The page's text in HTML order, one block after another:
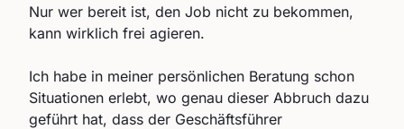
Nur wer bereit ist, den Job nicht zu bekommen,
kann wirklich frei agieren.
Ich habe in meiner persönlichen Beratung schon
Situationen erlebt, wo genau dieser Abbruch dazu
geführt hat, dass der Geschäftsführer